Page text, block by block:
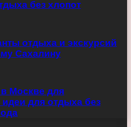
без хлопот
отдыха и экскурсий
Сахалину
Москве для
идеи для отдыха без